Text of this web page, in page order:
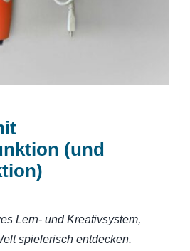
(und
Lern- und Kreativsystem,
spielerisch entdecken.